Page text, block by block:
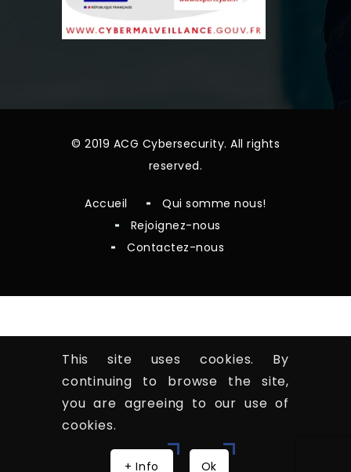
© 2019 ACG Cybersecurity. All rights
reserved.
Accueil
Qui somme nous!
Rejoignez-nous
Contactez-nous
This site uses cookies. By
continuing to browse the site,
you are agreeing to our use of
cookies.
+ Info Ok